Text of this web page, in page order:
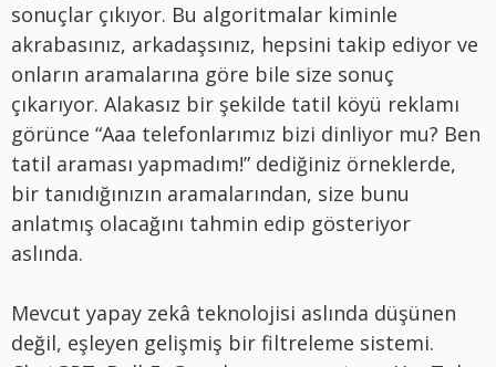
sonuçlar çıkıyor. Bu algoritmalar kiminle
akrabasınız, arkadaşsınız, hepsini takip ediyor ve
onların aramalarına göre bile size sonuç
çıkarıyor. Alakasız bir şekilde tatil köyü reklamı
görünce “Aaa telefonlarımız bizi dinliyor mu? Ben
tatil araması yapmadım!” dediğiniz örneklerde,
bir tanıdığınızın aramalarından, size bunu
anlatmış olacağını tahmin edip gösteriyor
aslında.
Mevcut yapay zekâ teknolojisi aslında düşünen
değil, eşleyen gelişmiş bir filtreleme sistemi.